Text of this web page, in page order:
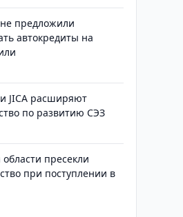
предложили
автокредиты на
JICA расширяют
по развитию СЭЗ
области пресекли
при поступлении в